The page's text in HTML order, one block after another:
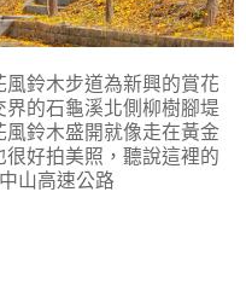
風鈴木步道為新興的賞花
的石龜溪北側柳樹腳堤
鈴木盛開就像走在黃金
好拍美照，聽說這裡的
山高速公路